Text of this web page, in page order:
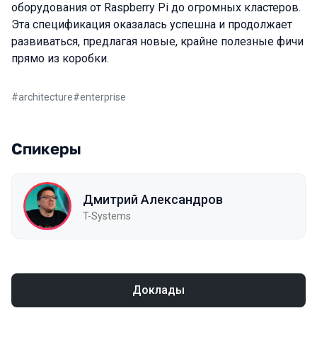
оборудования от Raspberry Pi до огромных кластеров.
Эта спецификация оказалась успешна и продолжает
развиваться, предлагая новые, крайне полезные фичи
прямо из коробки.
#architecture#enterprise
Спикеры
Дмитрий Александров
T-Systems
Доклады